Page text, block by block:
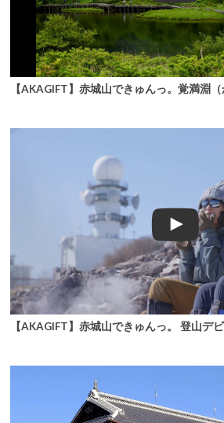
【AKAGIFT】赤城山できゅんっ。覚満淵（